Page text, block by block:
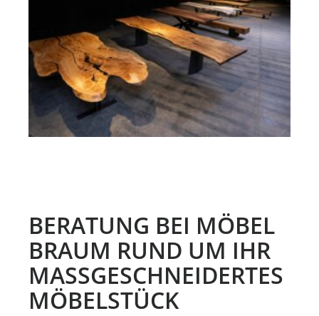
BERATUNG BEI MÖBEL
BRAUM RUND UM IHR
MASSGESCHNEIDERTES M
ÖBELSTÜCK